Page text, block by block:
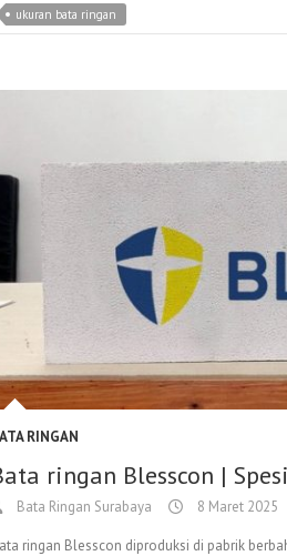
ukuran bata ringan
RINGAN
ringan Blesscon |
Bata Ringan Surabaya 8 Maret 2025
ringan Blesscon diproduksi di pabrik